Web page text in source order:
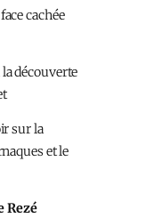
cachée
découverte
sur la
et le
Rezé